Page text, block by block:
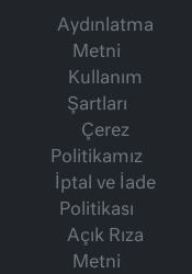
Aydınlatma
Metni
Kullanım
Şartları
Çerez
Politikamız
İptal ve İade
Politikası
Açık Rıza
Metni